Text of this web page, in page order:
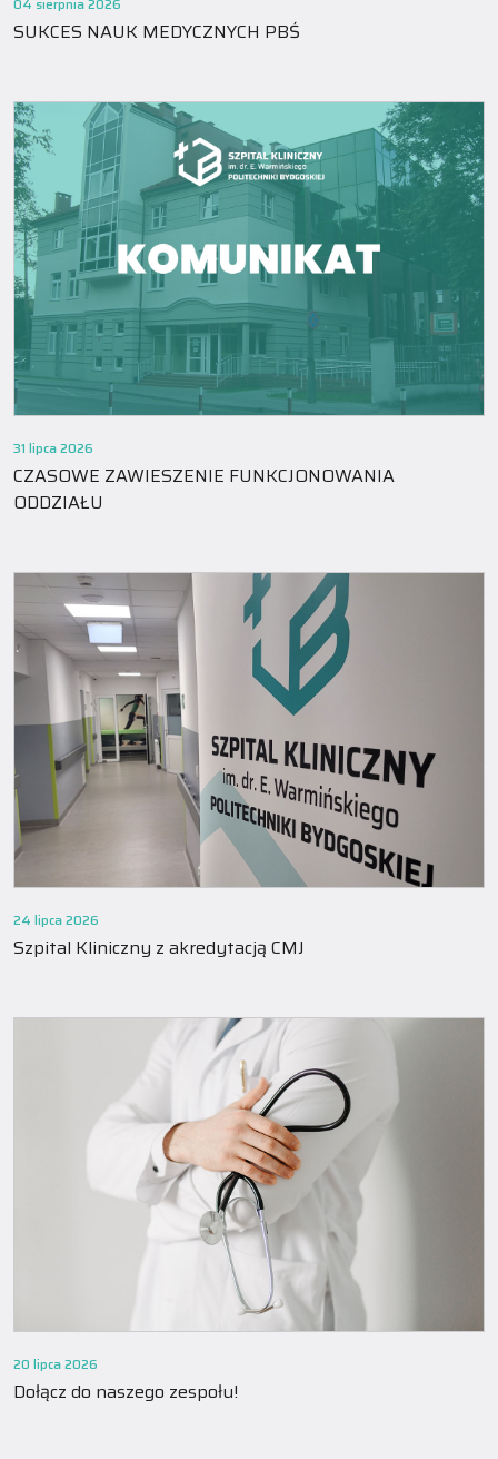
SUKCES NAUK MEDYCZNYCH PBŚ
31 lipca 2026
CZASOWE ZAWIESZENIE FUNKCJONOWANIA
ODDZIAŁU
24 lipca 2026
Szpital Kliniczny z akredytacją CMJ
20 lipca 2026
Dołącz do naszego zespołu!